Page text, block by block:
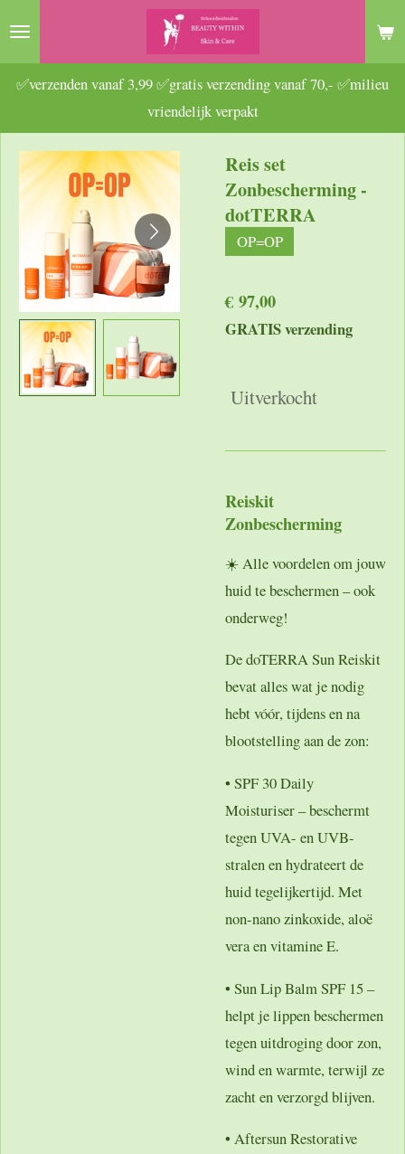
Ga
naar
hoofdinhoud
✅verzenden vanaf 3,99 ✅gratis verzending vanaf 70,- ✅milieu
vriendelijk verpakt
Reis set
Zonbescherming -
dotTERRA
OP=OP
€ 97,00
GRATIS verzending
Uitverkocht
Reiskit
Zonbescherming
☀️ Alle voordelen om jouw
huid te beschermen – ook
onderweg!
De doTERRA Sun Reiskit
bevat alles wat je nodig
hebt vóór, tijdens en na
blootstelling aan de zon:
• SPF 30 Daily
Moisturiser– beschermt
tegen UVA- en UVB-
stralen en hydrateert de
huid tegelijkertijd. Met
non-nano zinkoxide, aloë
vera en vitamine E.
• Sun Lip Balm SPF 15–
helpt je lippen beschermen
tegen uitdroging door zon,
wind en warmte, terwijl ze
zacht en verzorgd blijven.
• Aftersun Restorative